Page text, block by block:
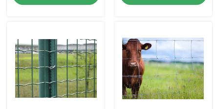
বাড়ি
পণ্য